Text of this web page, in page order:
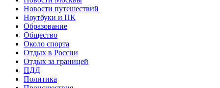
Новости путешествий
Ноутбуки и ПК
Образование
Общество
Около спорта
Отдых в России
Отдых за границей
ПДД
Политика